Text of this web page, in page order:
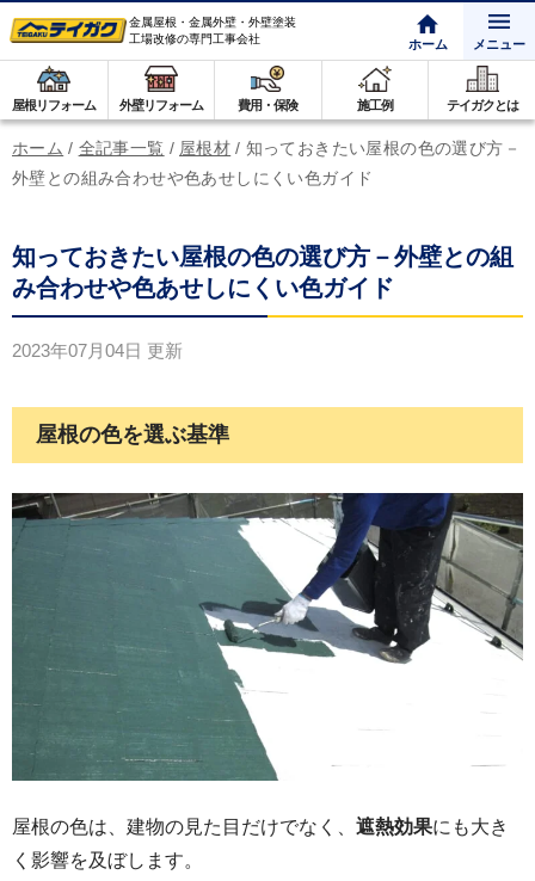
金属屋根・金属外壁・外壁塗装
工場改修の専門工事会社
ホーム メニュー
屋根リフォーム 外壁リフォーム 費用・保険 施工例 テイガクとは
ホーム / 全記事一覧 / 屋根材 / 知っておきたい屋根の色の選び方－
外壁との組み合わせや色あせしにくい色ガイド
知っておきたい屋根の色の選び方－外壁との組
み合わせや色あせしにくい色ガイド
2023年07月04日 更新
屋根の色を選ぶ基準
屋根の色は、建物の見た目だけでなく、 遮熱効果にも大き
く影響を及ぼします。